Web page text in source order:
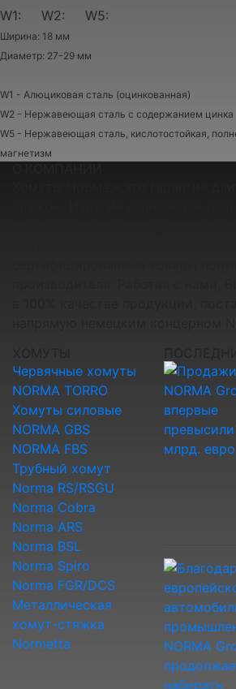
W1:
W2: W5:
Ширина: 18 мм
Диаметр: 27-29 мм
W1 - Алюциковая сталь (оцинкованная)
W2 - Нержавеющая сталь с содержанием цинка
W5 - Нержавеющая сталь, кислотостойкая,
магнетизм
Червячные хомуты
NORMA TORRO
Хомуты силовые
NORMA GBS
NORMA FBS
Трубный хомут
Norma RS/RSGU
Norma Cobra
Norma ARS
Norma BSL
Norma Spiro
Norma FGR/DCS
Металлическая
хомут-стяжка
Normetta